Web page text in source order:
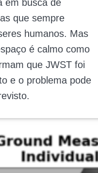
em busca de
que sempre
humanos. Mas
é calmo como
que JWST foi
e o problema pode